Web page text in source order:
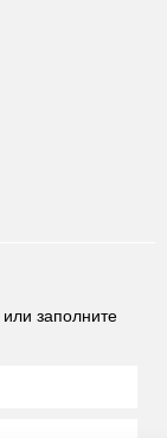
или заполните